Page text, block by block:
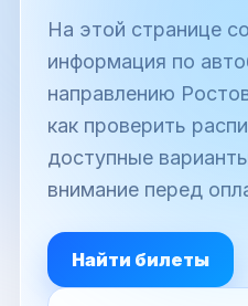
На этой странице
информация по
направлению
как проверить
доступные
внимание перед
Найти билеты